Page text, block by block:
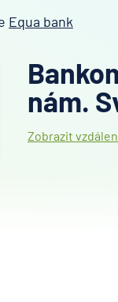
Equa bank
nám.
Zobrazit